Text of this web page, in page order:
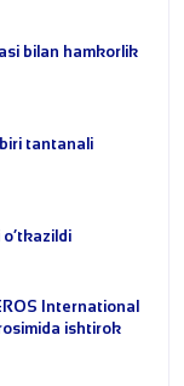
bilan hamkorlik
tantanali
International
ishtirok